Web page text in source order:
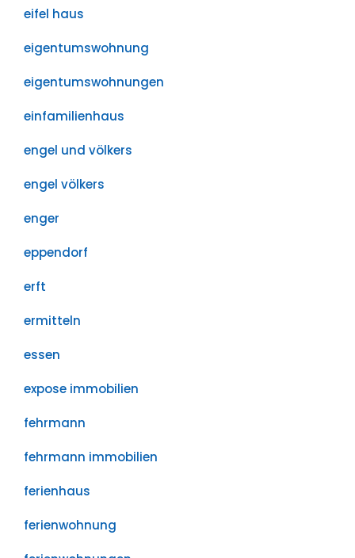
eifel haus
eigentumswohnung
eigentumswohnungen
einfamilienhaus
engel und völkers
engel völkers
enger
eppendorf
erft
ermitteln
essen
expose immobilien
fehrmann
fehrmann immobilien
ferienhaus
ferienwohnung